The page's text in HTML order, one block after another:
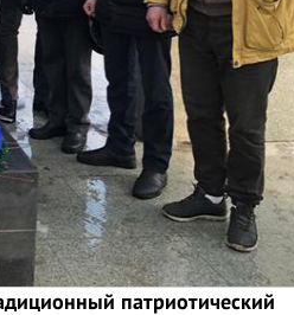
патриотический